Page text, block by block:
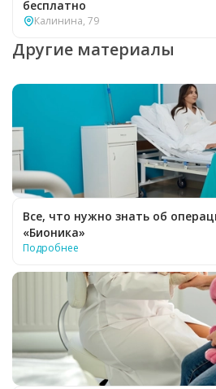
бесплатно
Калинина, 79
Другие материалы
Все, что нужно знать об
«Бионика»
Подробнее